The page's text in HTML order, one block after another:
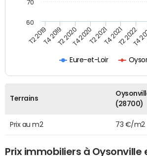
Eure-et-Loir
T2 2019T4 2019T2 2020T4 2020T2 2021T4 2021T2 2022
T4
60
70
Terrains
(28700)
Prix au m2 73 €/m2
Prix immobiliers à Oysonville